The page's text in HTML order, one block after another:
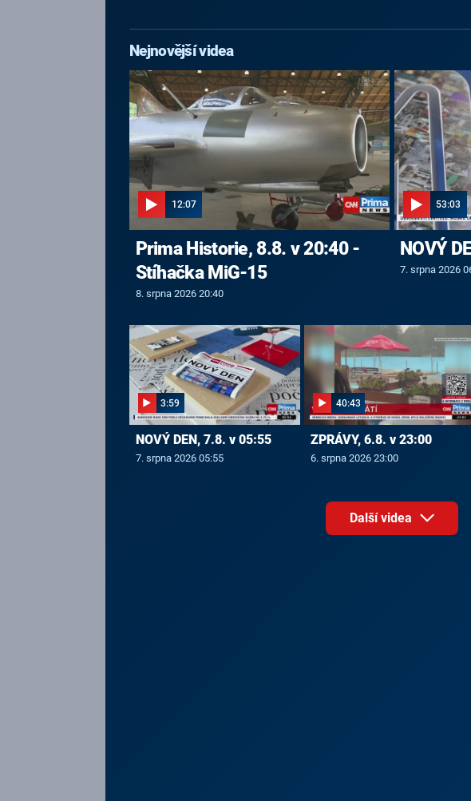
Nejnovější videa
12:07
Prima Historie, 8.8. v 20:40 -
Stíhačka MiG-15
8. srpna 2026 20:40
53:03
NOVÝ
7. srpna 2026
3:59
NOVÝ DEN, 7.8. v 05:55
7. srpna 2026 05:55
40:43
ZPRÁVY, 6.8. v 23:00
6. srpna 2026 23:00
Další videa